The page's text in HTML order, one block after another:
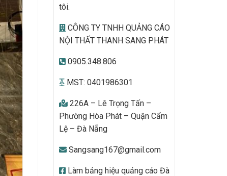
tôi.
CÔNG TY TNHH QUẢNG CÁO
NỘI THẤT THANH SANG PHÁT
0905.348.806
MST: 0401986301
226A – Lê Trọng Tấn –
Phường Hòa Phát – Quận Cẩm
Lệ – Đà Nẵng
Sangsang167@gmail.com
Làm bảng hiệu quảng cáo Đà